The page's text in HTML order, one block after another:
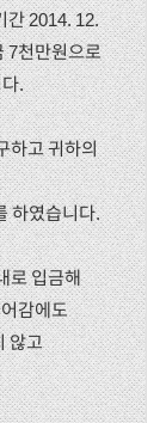
간 2014. 12.
7천만원으로
.
하고 귀하의
하였습니다.
로 입금해
감에도
않고